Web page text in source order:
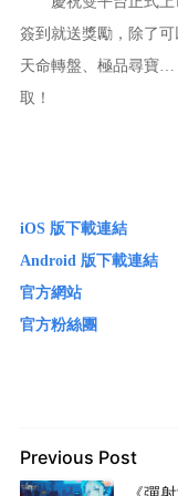
簽到就送獎勵，除了
天命轉盤、極品尋寶…
取！
iOS 版下載連結
Android 版下載連結
官方網站
官方粉絲團
Previous Post